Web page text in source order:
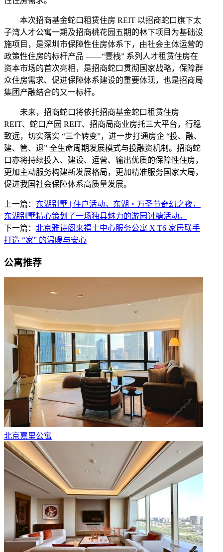
本次招商基金蛇口租赁住房 REIT 以招商蛇口旗下太
子湾人才公寓一期及招商桃花园五期的林下项目为基础设
施项目，是深圳市保障性住房体系下，由社会主体运营的
政策性住房的标杆产品 ——“壹栈” 系列人才租赁住房在
资本市场的首次亮相，是招商蛇口贯彻国家战略，保障群
众住房需求、促进保障体系建设的重要体现，也是招商局
集团产融结合的又一标杆。
未来，招商蛇口将依托招商基金蛇口租赁住房
REIT、蛇口产园 REIT、招商局商业房托三大平台，行稳
致远，切实落实 “三个转变”，进一步打通房企 “投、融、
建、管、退” 全生命周期发展模式与投融资机制。招商蛇
口亦将持续投入、建设、运营、输出优质的保障性住房，
更加主动服务构建新发展格局，更加精准服务国家大局，
促进我国社会保障体系高质量发展。
上一篇： 东湖别墅 | 住户活动，东湖・万圣节奇幻之夜，
东湖别墅精心策划了一场独具魅力的游园讨糖活动。
下一篇： 北京雅诗阁来福士中心服务公寓 X T6 家居联手
打造 “家” 的温暖与安心
公寓推荐
北京嘉里公寓